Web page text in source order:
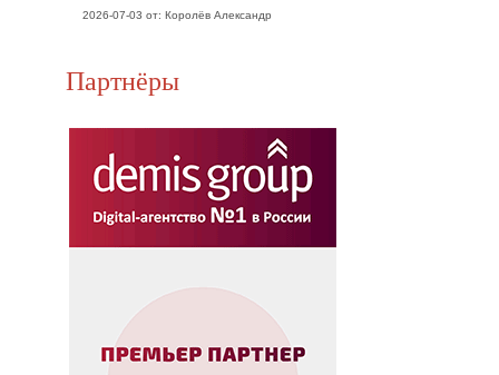
2026-07-03 от: Королёв Александр
Партнёры